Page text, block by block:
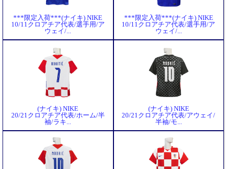
***限定入荷***(ナイキ) NIKE
10/11クロアチア代表/選手用/ア
ウェイ/...
***限定入荷***(ナイキ) NIKE
10/11クロアチア代表/選手用/ア
ウェイ/...
(ナイキ) NIKE
20/21クロアチア代表/ホーム/半
袖/ラキ...
(ナイキ) NIKE
20/21クロアチア代表/アウェイ/
半袖/モ...